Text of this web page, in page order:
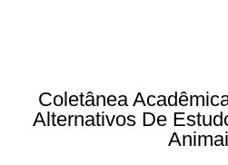
Coletânea
Alternativos De